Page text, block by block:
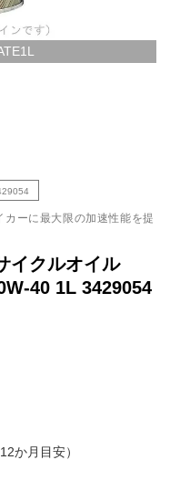
ーに最大限の加速性能を提
イクルオイル
40 1L 3429054
か月目安）